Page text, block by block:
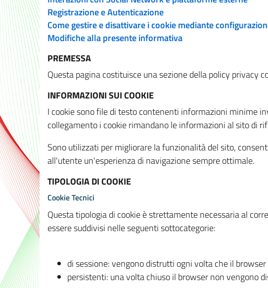
Registrazione e Autenticazione
Come gestire e disattivare i cookie mediante
Modifiche alla presente informativa
PREMESSA
Questa pagina costituisce una sezione della policy privacy
INFORMAZIONI SUI COOKIE
I cookie sono file di testo contenenti informazioni minime
collegamento i cookie rimandano le informazioni al sito di
Sono utilizzati per migliorare la funzionalità del sito,
all'utente un'esperienza di navigazione sempre ottimale.
TIPOLOGIA DI COOKIE
Cookie Tecnici
Questa tipologia di cookie è strettamente necessaria al
essere suddivisi nelle seguenti sottocategorie:
di sessione: vengono distrutti ogni volta che il
persistenti: una volta chiuso il browser non vengono